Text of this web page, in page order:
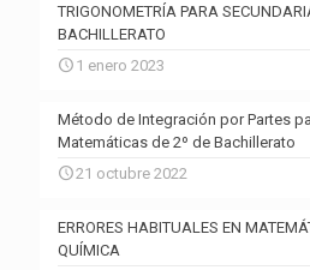
TRIGONOMETRÍA PARA
BACHILLERATO
1 enero 2023
Método de Integración por Partes
Matemáticas de 2º de Bachillerato
21 octubre 2022
ERRORES HABITUALES EN
QUÍMICA